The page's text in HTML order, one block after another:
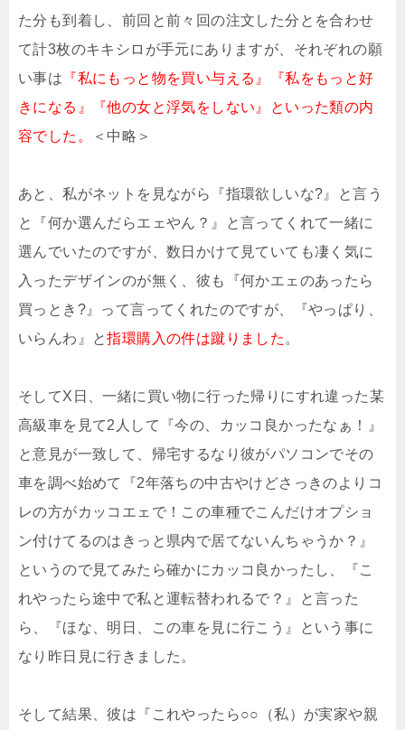
た分も到着し、前回と前々回の注文した分とを合わせ
て計3枚のキキシロが手元にありますが、それぞれの願
い事は 『私にもっと物を買い与える』『私をもっと好
きになる』『他の女と浮気をしない』といった類の内
容でした。
＜中略＞
あと、私がネットを見ながら『指環欲しいな?』と言う
と『何か選んだらエェやん？』と言ってくれて一緒に
選んでいたのですが、数日かけて見ていても凄く気に
入ったデザインのが無く、彼も『何かエェのあったら
買っとき?』って言ってくれたのですが、『やっぱり、
いらんわ』と指環購入の件は蹴りました 。
そしてX日、一緒に買い物に行った帰りにすれ違った某
高級車を見て2人して『今の、カッコ良かったなぁ！』
と意見が一致して、帰宅するなり彼がパソコンでその
車を調べ始めて『2年落ちの中古やけどさっきのよりコ
レの方がカッコエェで！この車種でこんだけオプショ
ン付けてるのはきっと県内で居てないんちゃうか？』
というので見てみたら確かにカッコ良かったし、『こ
れやったら途中で私と運転替われるで？』と言った
ら、『ほな、明日、この車を見に行こう』という事に
なり昨日見に行きました。
そして結果、彼は『これやったら○○（私）が実家や親